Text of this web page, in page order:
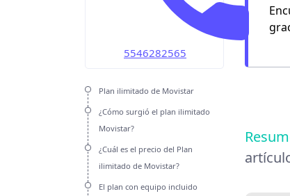
Unefon
Weex
5546282565
Plan ilimitado de Movistar
¿Cómo surgió el plan ilimitado
Movistar?
¿Cuál es el precio del Plan
ilimitado de Movistar?
El plan con equipo incluido